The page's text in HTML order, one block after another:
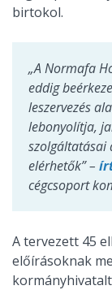
birtokol.
„A Normafa
eddig
leszervezés
lebonyolítja,
szolgáltatásai
elérhetők” –
cégcsoport
A tervezett 45
előírásoknak